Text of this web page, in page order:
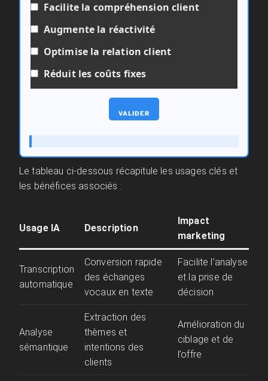
Facilite la compréhension client
Augmente la réactivité
Optimise la relation client
Réduit les coûts fixes
VALIDER
Le tableau ci-dessous récapitule les usages clés et
les bénéfices associés :
Usage IA Description
Impact
marketing
Transcription
automatique
Conversion rapide
des échanges
vocaux en texte
Facilite l’analyse
et la prise de
décision
Analyse
sémantique
Extraction des
thèmes et
intentions des
clients
Amélioration du
ciblage et de
l’offre